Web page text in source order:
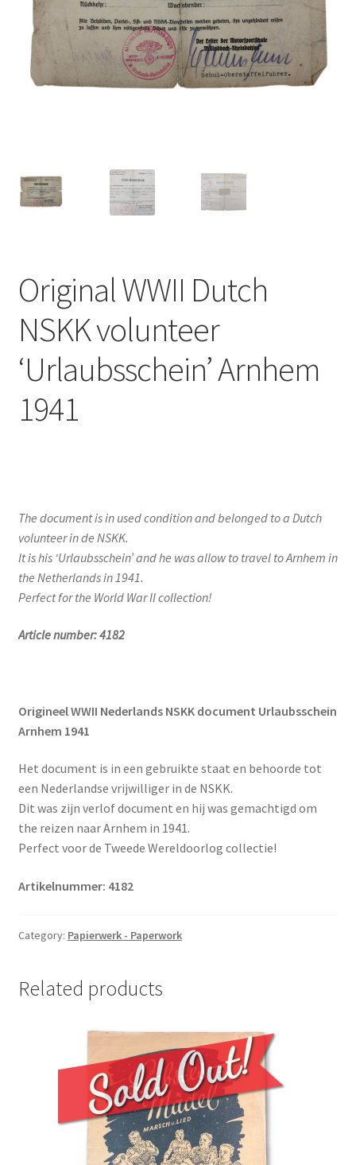
Original WWII Dutch
NSKK volunteer
‘Urlaubsschein’ Arnhem
1941
The document is in used condition and belonged to a Dutch
volunteer in de NSKK.
It is his ‘Urlaubsschein’ and he was allow to travel to Arnhem in
the Netherlands in 1941.
Perfect for the World War II collection!
Article number: 4182
Origineel WWII Nederlands NSKK document Urlaubsschein
Arnhem 1941
Het document is in een gebruikte staat en behoorde tot
een Nederlandse vrijwilliger in de NSKK.
Dit was zijn verlof document en hij was gemachtigd om
the reizen naar Arnhem in 1941.
Perfect voor de Tweede Wereldoorlog collectie!
Artikelnummer: 4182
Category: Papierwerk - Paperwork
Related products